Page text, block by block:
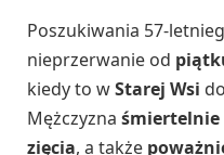
Poszukiwania 57-
nieprzerwanie od
kiedy to wStarej Wsi
Mężczyzna śmiertelnie
zięcia, a także